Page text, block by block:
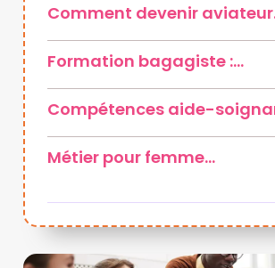
Comment devenir
Formation bagagiste :…
Compétences aide-
Métier pour femme…